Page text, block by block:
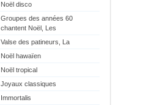
Noël disco
Groupes des années 60
chantent Noël, Les
Valse des patineurs, La
Noël hawaïen
Noël tropical
Joyaux classiques
Immortalis